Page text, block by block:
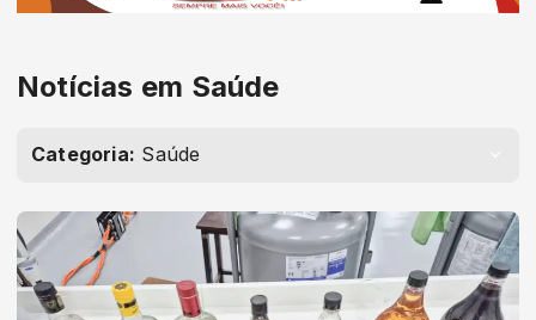
Notícias em Saúde
Categoria: Saúde